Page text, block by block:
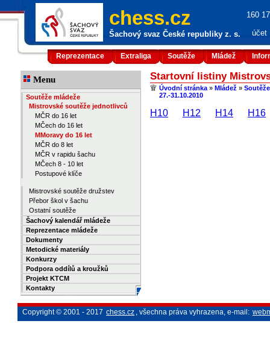
chess.cz
Šachový svaz České republiky z. s.
160
účet
Reprezentace Extraliga Soutěže Mládež
Menu
Soutěže mládeže
Mistrovské soutěže jednotlivců
MČR do 16 let
MČech do 16 let
MMoravy do 16 let
MČR do 8 let
MČR v rapidu šachu
MČech 8 - 10 let
Postupové klíče
Mistrovské soutěže družstev
Přebor škol v šachu
Ostatní soutěže
Šachový kalendář mládeže
Reprezentace mládeže
Dokumenty
Metodické materiály
Konkurzy
Podpora oddílů a kroužků
Projekt KTCM
Kontakty
Startovní listiny
Úvodní stránka » Mládež »
27.-31.10.2010
H10 H12 H14 H16
Copyright © 2001 - 2017 chess.cz , všechna práva vyhrazena, e-mail: